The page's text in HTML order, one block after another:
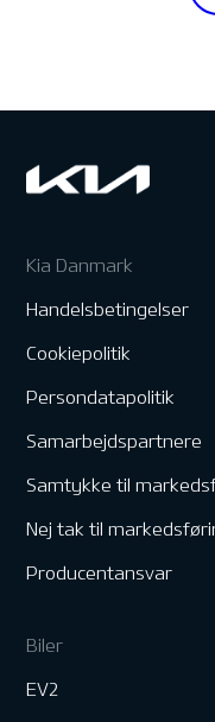
Kia Danmark
Handelsbetingelser
Cookiepolitik
Persondatapolitik
Samarbejdspartnere
Samtykke til
Nej tak til
Producentansvar
Biler
EV2